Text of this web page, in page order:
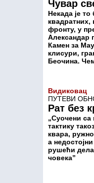
Чувар
Некада је
квадратних,
фронту, у
Александар
Камен за
клисури,
Беочина.
Видиковац
ПУТЕВИ
Рат без
„Суочени са
тактику
квара,
а
рушећи
човека”